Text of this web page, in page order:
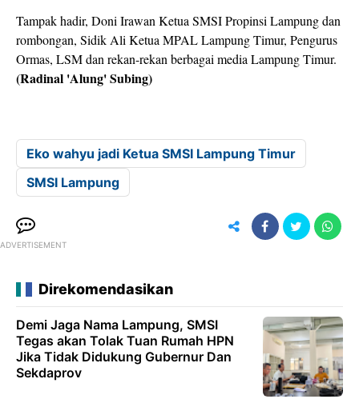
Tampak hadir, Doni Irawan Ketua SMSI Propinsi Lampung dan
rombongan, Sidik Ali Ketua MPAL Lampung Timur, Pengurus
Ormas, LSM dan rekan-rekan berbagai media Lampung Timur.
(Radinal 'Alung' Subing)
Eko wahyu jadi Ketua SMSI Lampung Timur
SMSI Lampung
ADVERTISEMENT
Direkomendasikan
Demi Jaga Nama Lampung, SMSI
Tegas akan Tolak Tuan Rumah HPN
Jika Tidak Didukung Gubernur Dan
Sekdaprov